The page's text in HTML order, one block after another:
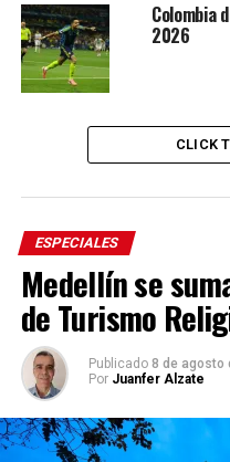
Colombia
2026
CLICK
ESPECIALES
Medellín se
de Turismo
Publicado 8 de agosto
Por Juanfer Alzate